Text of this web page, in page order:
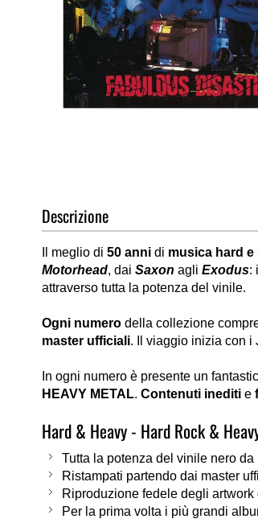
di
immagini
Descrizione
Il meglio di 50 anni di musica hard e
Motorhead, dai Saxon agli Exodus: i
attraverso tutta la potenza del vinile.
Ogni numero della collezione
master ufficiali. Il viaggio inizia con i
In ogni numero è presente un
HEAVY METAL. Contenuti inediti e
Hard & Heavy - Hard Rock &
Tutta la potenza del vinile nero da
Ristampati partendo dai master
Riproduzione fedele degli artwork
Per la prima volta i più grandi